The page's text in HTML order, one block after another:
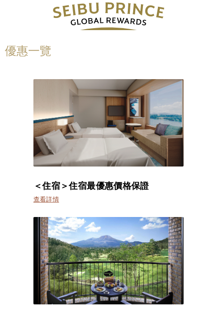
優惠一覽
＜住宿＞住宿最優惠價格保證
查看詳情